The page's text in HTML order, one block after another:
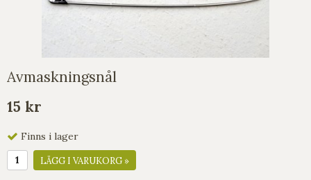
Avmaskningsnål
15 kr
Finns i lager
LÄGG I VARUKORG »